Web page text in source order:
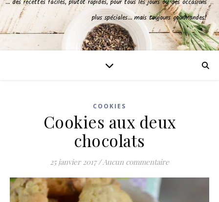
… des recettes faciles, plutôt rapides, pour tous les jours ou des occasions
plus spéciales… mais toujours gourmandes!
COOKIES
Cookies aux deux
chocolats
25 janvier 2017 /Aucun commentaire